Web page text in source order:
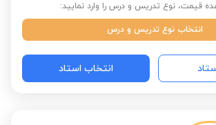
قیمت، نوع تدریس و درس را وارد نمایید:
انتخاب نوع تدریس و درس
انتخاب استاد